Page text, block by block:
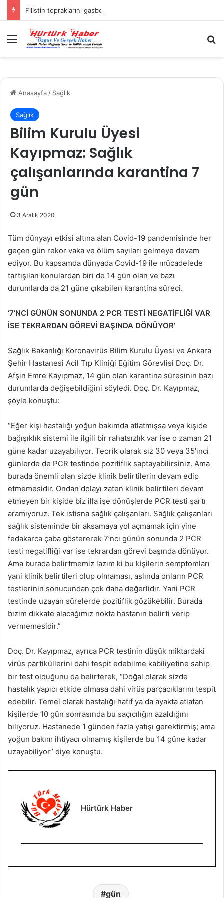
Menü
Anasayfa / Sağlık
Sağlık
Bilim Kurulu Üyesi
Kayıpmaz: Sağlık
çalışanlarında karantina 7
gün
3 Aralık 2020
Tüm dünyayı etkisi altına alan Covid-19 pandemisinde her
geçen gün rekor vaka ve ölüm sayıları gelmeye devam
ediyor. Bu kapsamda dünyada Covid-19 ile mücadelede
tartışılan konulardan biri de 14 gün olan ve bazı
durumlarda da 21 güne çıkabilen karantina süreci.
‘7’NCİ GÜNÜN SONUNDA 2 PCR TESTİ NEGATİFLİĞİ VAR
İSE TEKRARDAN GÖREVİ BAŞINDA DÖNÜYOR’
Sağlık Bakanlığı Koronavirüs Bilim Kurulu Üyesi ve Ankara
Şehir Hastanesi Acil Tıp Kliniği Eğitim Görevlisi Doç. Dr.
Afşin Emre Kayıpmaz, 14 gün olan karantina süresinin bazı
durumlarda değişebildiğini söyledi. Doç. Dr. Kayıpmaz,
şöyle konuştu:
“Eğer kişi hastalığı yoğun bakımda atlatmışsa veya kişide
bağışıklık sistemi ile ilgili bir rahatsızlık var ise o zaman 21
güne kadar uzayabiliyor. Teorik olarak siz 30 veya 35’inci
günlerde de PCR testinde pozitiflik saptayabilirsiniz. Ama
burada önemli olan sizde klinik belirtilerin devam edip
etmemesidir. Ondan dolayı zaten klinik belirtileri devam
etmeyen bir kişide biz illa işe dönüşlerde PCR testi şartı
aramıyoruz. Tek istisna sağlık çalışanları. Sağlık çalışanları
sağlık sisteminde bir aksamaya yol açmamak için yine
fedakarca çaba göstererek 7’nci günün sonunda 2 PCR
testi negatifliği var ise tekrardan görevi başında dönüyor.
Ama burada belirtmemiz lazım ki bu kişilerin semptomları
yani klinik belirtileri olup olmaması, aslında onların PCR
testlerinin sonucundan çok daha değerlidir. Yani PCR
testinde uzayan sürelerde pozitiflik gözükebilir. Burada
bizim dikkate alacağımız nokta hastanın belirti verip
vermemesidir.”
Doç. Dr. Kayıpmaz, ayrıca PCR testinin düşük miktardaki
virüs partiküllerini dahi tespit edebilme kabiliyetine sahip
bir test olduğunu da belirterek, “Doğal olarak sizde
hastalık yapıcı etkide olmasa dahi virüs parçacıklarını tespit
edebilir. Temel olarak hastalığı hafif ya da ayakta atlatan
kişilerde 10 gün sonrasında bu saçıcılığın azaldığını
biliyoruz. Hastanede 1 günden fazla yatışı gerektirmiş; ama
yoğun bakım ihtiyacı olmamış kişilerde bu 14 güne kadar
uzayabiliyor” diye konuştu.
Hürtürk Haber
gün